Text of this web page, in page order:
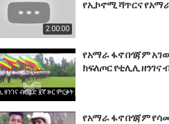
2:00:00
የኢኮኖሚ ሻጥርና
የአማራ ፋኖ በጎጃም
ክፍለጦር የቲሊሊ ዘንገና
የአማራ ፋኖ በጎጃም